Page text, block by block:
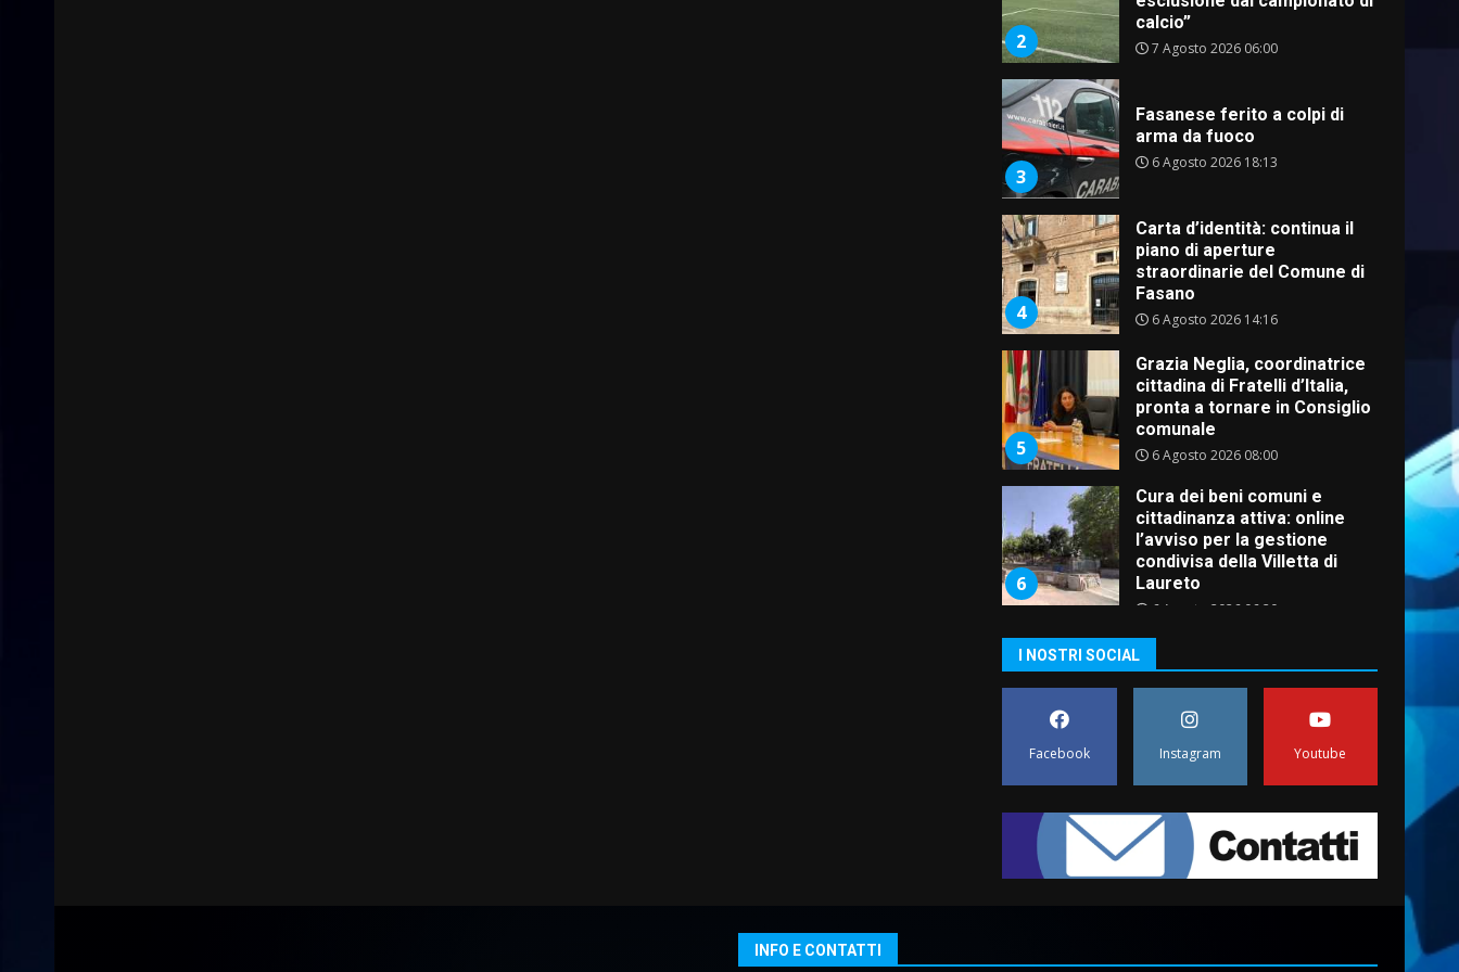
2
calcio”
7 Agosto 2026 06:00
3
Fasanese ferito a colpi di
arma da fuoco
6 Agosto 2026 18:13
4
Carta d’identità: continua il
piano di aperture
straordinarie del Comune di
Fasano
6 Agosto 2026 14:16
5
Grazia Neglia, coordinatrice
cittadina di Fratelli d’Italia,
pronta a tornare in Consiglio
comunale
6 Agosto 2026 08:00
6
Cura dei beni comuni e
cittadinanza attiva: online
l’avviso per la gestione
condivisa della Villetta di
Laureto
6 Agosto 2026 06:20
prima assoluta de “L’Albergo
Belvedere. Il rapimento”
6 Agosto 2026 06:15
appuntamento con “Fasano in
Banda”
7 Agosto 2026 06:05
I NOSTRI SOCIAL
Facebook Instagram Youtube
INFO E CONTATTI